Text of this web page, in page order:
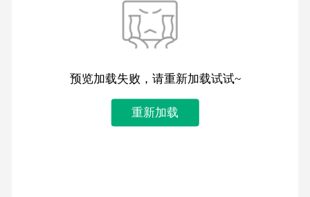
预览加载失败，请重新加载试试~
重新加载